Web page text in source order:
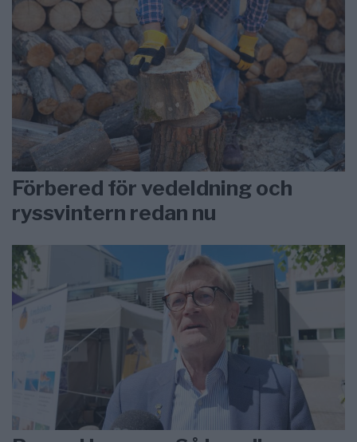
Förbered för vedeldning och
ryssvintern redan nu